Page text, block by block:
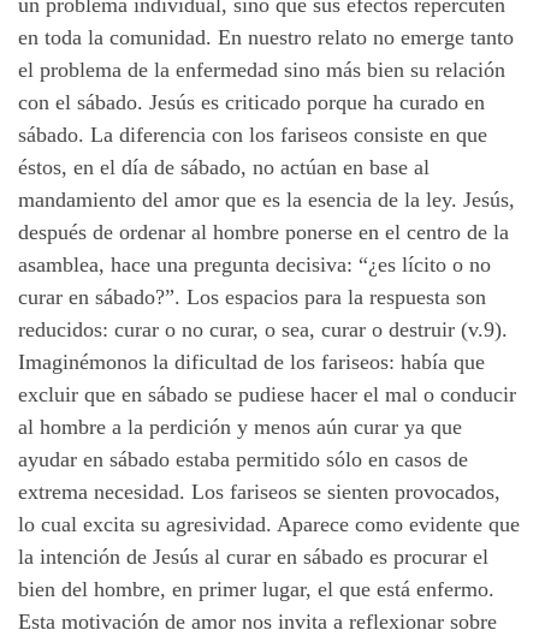
un problema individual, sino que sus efectos repercuten
en toda la comunidad. En nuestro relato no emerge tanto
el problema de la enfermedad sino más bien su relación
con el sábado. Jesús es criticado porque ha curado en
sábado. La diferencia con los fariseos consiste en que
éstos, en el día de sábado, no actúan en base al
mandamiento del amor que es la esencia de la ley. Jesús,
después de ordenar al hombre ponerse en el centro de la
asamblea, hace una pregunta decisiva: “¿es lícito o no
curar en sábado?”. Los espacios para la respuesta son
reducidos: curar o no curar, o sea, curar o destruir (v.9).
Imaginémonos la dificultad de los fariseos: había que
excluir que en sábado se pudiese hacer el mal o conducir
al hombre a la perdición y menos aún curar ya que
ayudar en sábado estaba permitido sólo en casos de
extrema necesidad. Los fariseos se sienten provocados,
lo cual excita su agresividad. Aparece como evidente que
la intención de Jesús al curar en sábado es procurar el
bien del hombre, en primer lugar, el que está enfermo.
Esta motivación de amor nos invita a reflexionar sobre